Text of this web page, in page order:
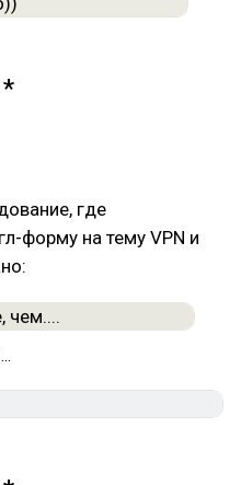
где
форму на тему VPN и